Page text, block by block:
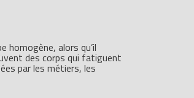
homogène, alors qu’il
des corps qui fatiguent
par les métiers, les